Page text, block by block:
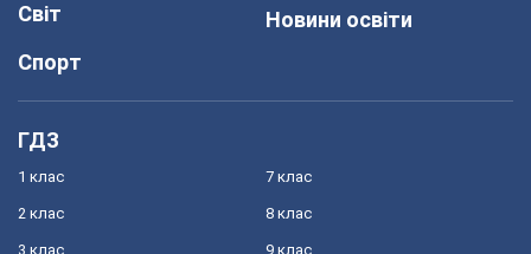
Світ
Спорт
Новини освіти
ГДЗ
1 клас
2 клас
3 клас
7 клас
8 клас
9 клас